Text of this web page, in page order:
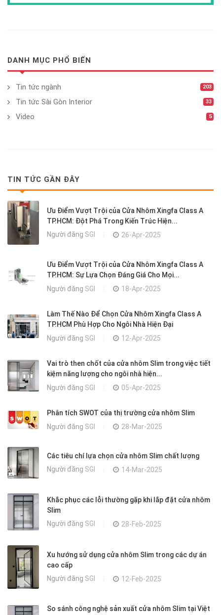
DANH MỤC PHỔ BIẾN
Tin tức ngành 203
Tin tức Sài Gòn Interior 33
Video 5
TIN TỨC GẦN ĐÂY
Ưu Điểm Vượt Trội của Cửa Nhôm Xingfa Class A
TP.HCM: Đột Phá Trong Kiến Trúc Hiện...
Người đăng SGI 26-Apr-2025
Ưu Điểm Vượt Trội của Cửa Nhôm Xingfa Class A
TP.HCM: Sự Lựa Chọn Đáng Giá Cho Mọi...
Người đăng SGI 18-Apr-2025
Làm Thế Nào Để Chọn Cửa Nhôm Xingfa Class A
TP.HCM Phù Hợp Cho Ngôi Nhà Hiện Đại
Người đăng SGI 12-Apr-2025
Vai trò then chốt của cửa nhôm Slim trong việc tiết
kiệm năng lượng cho ngôi nhà hiện...
Người đăng SGI 05-Apr-2025
Phân tích SWOT của thị trường cửa nhôm Slim
Người đăng SGI 28-Mar-2025
Các tiêu chí lựa chọn cửa nhôm Slim chất lượng
Người đăng SGI 14-Mar-2025
Khắc phục các lỗi thường gặp khi lắp đặt cửa nhôm
Slim
Người đăng SGI 28-Feb-2025
Xu hướng sử dụng cửa nhôm Slim trong các dự án
cao cấp
Người đăng SGI 12-Feb-2025
So sánh công nghệ sản xuất cửa nhôm Slim tại Việt